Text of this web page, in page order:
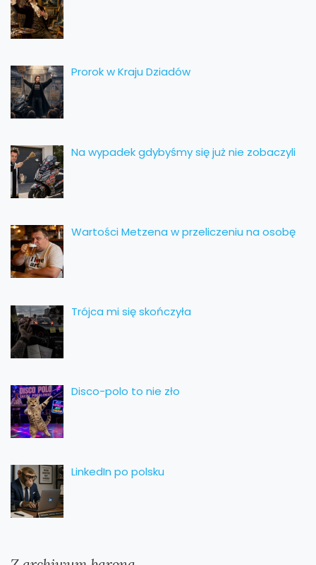
Prorok w Kraju Dziadów
Na wypadek gdybyśmy się już nie zobaczyli
Wartości Metzena w przeliczeniu na osobę
Trójca mi się skończyła
Disco-polo to nie zło
LinkedIn po polsku